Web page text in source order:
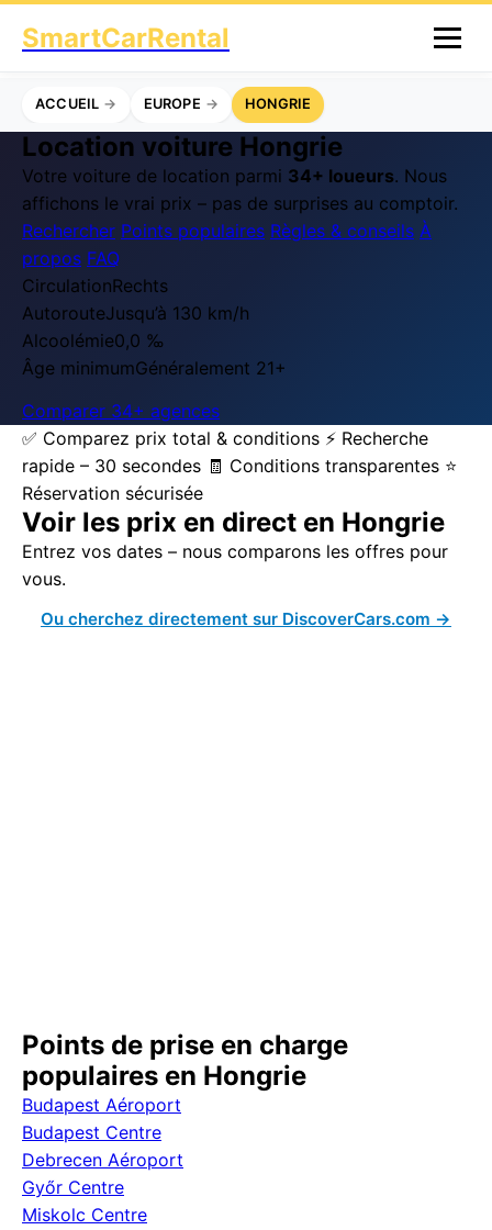
SmartCarRental
ACCUEIL EUROPE HONGRIE
Location voiture Hongrie
Votre voiture de location parmi 34+ loueurs. Nous
affichons le vrai prix – pas de surprises au comptoir.
Rechercher Points populaires Règles & conseils À
propos FAQ
CirculationRechts
AutorouteJusqu’à 130 km/h
Alcoolémie0,0 ‰
Âge minimumGénéralement 21+
Comparer 34+ agences
✅ Comparez prix total & conditions ⚡ Recherche
rapide – 30 secondes 🧾 Conditions transparentes ⭐
Réservation sécurisée
Voir les prix en direct en Hongrie
Entrez vos dates – nous comparons les offres pour
vous.
Ou cherchez directement sur DiscoverCars.com →
Points de prise en charge
populaires en Hongrie
Budapest Aéroport
Budapest Centre
Debrecen Aéroport
Győr Centre
Miskolc Centre